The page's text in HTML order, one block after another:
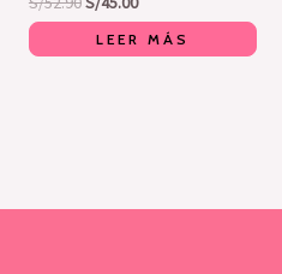
LEER MÁS